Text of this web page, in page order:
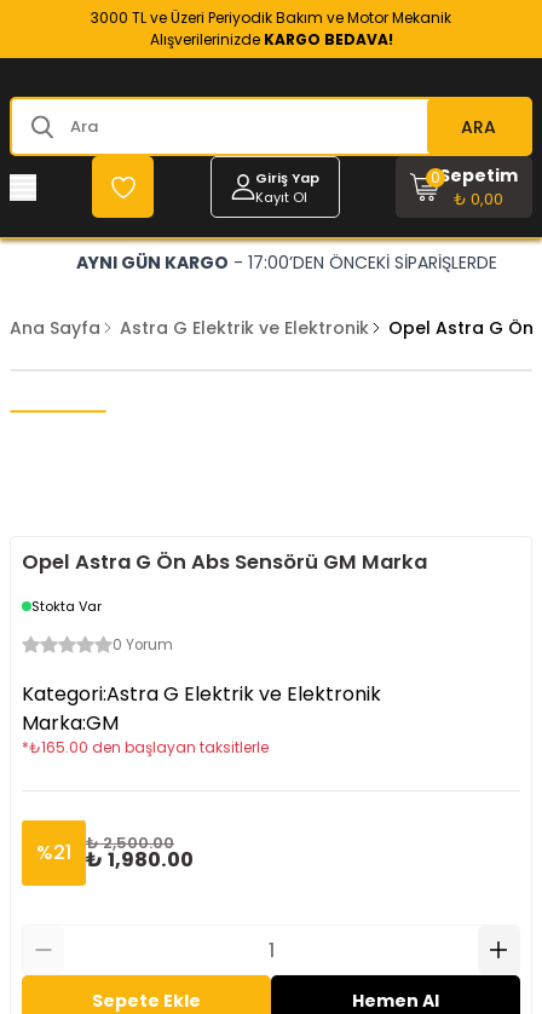
3000 TL ve Üzeri Periyodik Bakım ve Motor Mekanik
Alışverilerinizde KARGO BEDAVA!
ARA
Giriş Yap
Kayıt Ol
Sepetim
₺ 0,00
0
AYNI GÜN KARGO - 17:00’DEN ÖNCEKİ SİPARİŞLERDE
Ana Sayfa Astra G Elektrik ve Elektronik Opel Astra G Ön
Opel Astra G Ön Abs Sensörü GM Marka
Stokta Var
0 Yorum
Kategori:Astra G Elektrik ve Elektronik
Marka:GM
*₺165.00 den başlayan taksitlerle
%21 ₺ 2,500.00
₺ 1,980.00
Sepete Ekle Hemen Al